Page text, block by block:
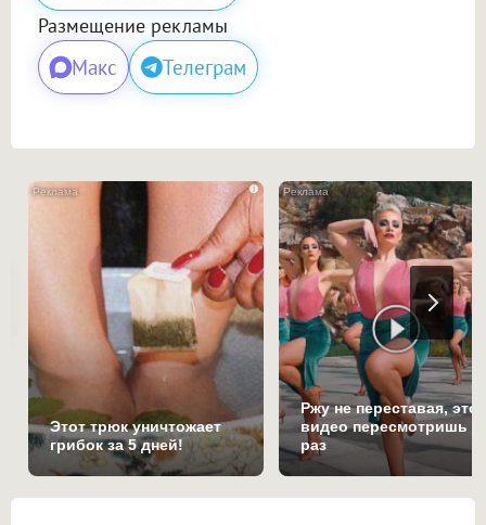
Размещение рекламы
Макс Телеграм
i
Этот трюк уничтожает
грибок за 5 дней!
Ржу не переставая, это
видео пересмотришь
раз